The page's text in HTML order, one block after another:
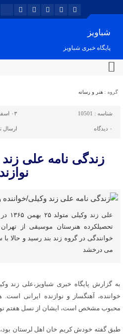
شباویز
پایگاه خبری شباویز
گروه : هنر و رسانه
شناسه : 10501 ۰۳ اسفند ۱۴۰۲ - ۲۳:۰۲
۰ دیدگاه ارسال
زندگی نامه علی زند
علی
تحصیلکرده هنرستان موسیقی از
خوانندگی در گروه زند بند رسید و حالا
می درخشد
خواننده، آهنگساز و نوازنده ایرانی
محبوب مشخص است، ایشان از نسل هفتم
طبق گفته خودش کریم خان اهل لرستان بود،